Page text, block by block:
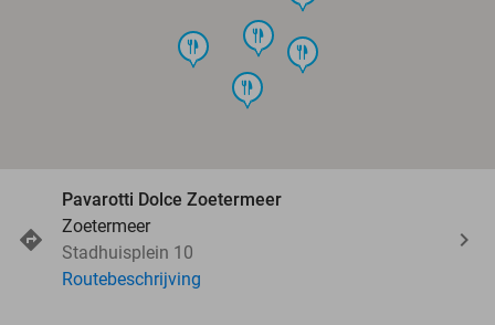
food
food
food
food
Pavarotti Dolce Zoetermeer
Zoetermeer
Stadhuisplein 10
Routebeschrijving